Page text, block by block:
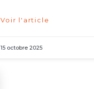
Voir l'article
15 octobre 2025